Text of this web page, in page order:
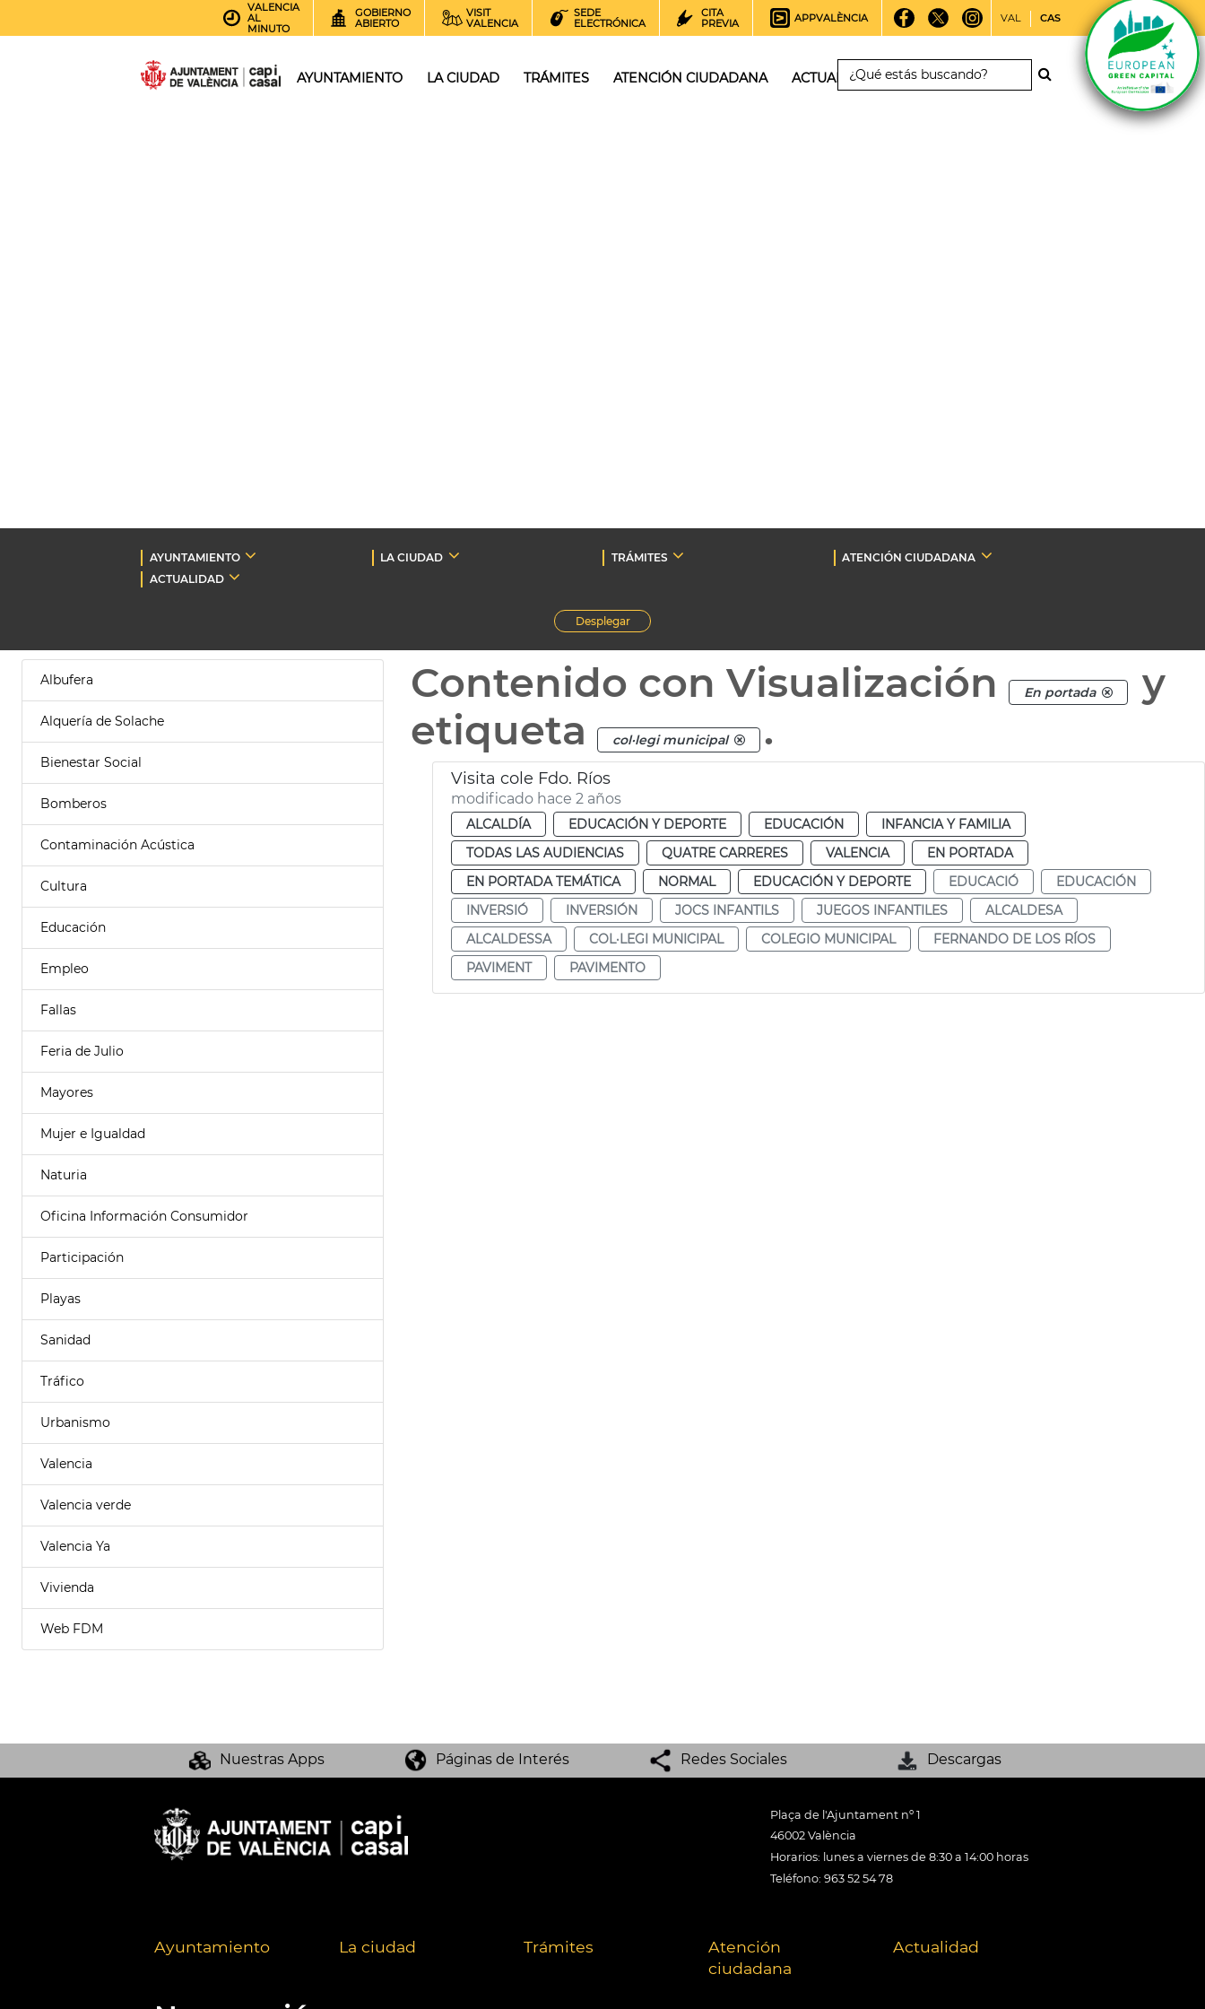
VALENCIA
AL
MINUTO
GOBIERNO
ABIERTO
VISIT
VALENCIA
SEDE
ELECTRÓNICA
CITA
PREVIA
APPVALÈNCIA VAL CAS
AYUNTAMIENTO LA CIUDAD TRÁMITES ATENCIÓN CIUDADANA ACTUALIDAD
AYUNTAMIENTO LA CIUDAD TRÁMITES
ATENCIÓN CIUDADANA
ACTUALIDAD
Desplegar
Albufera
Alquería de Solache
Bienestar Social
Bomberos
Contaminación Acústica
Cultura
Educación
Empleo
Fallas
Feria de Julio
Mayores
Mujer e Igualdad
Naturia
Oficina Información Consumidor
Participación
Playas
Sanidad
Tráfico
Urbanismo
Valencia
Valencia verde
Valencia Ya
Vivienda
Web FDM
Contenido con Visualización En portada
y
etiqueta
col·legi municipal .
Visita cole Fdo. Ríos
modificado hace 2 años
ALCALDÍA EDUCACIÓN Y DEPORTE EDUCACIÓN
INFANCIA Y FAMILIA
TODAS LAS AUDIENCIAS
QUATRE CARRERES VALENCIA
EN PORTADA
EN PORTADA TEMÁTICA
NORMAL EDUCACIÓN Y DEPORTE EDUCACIÓ
EDUCACIÓN
INVERSIÓ
INVERSIÓN JOCS INFANTILS JUEGOS INFANTILES
ALCALDESA
ALCALDESSA
COL·LEGI MUNICIPAL COLEGIO MUNICIPAL
FERNANDO DE LOS RÍOS
PAVIMENT
PAVIMENTO
Nuestras Apps Páginas de Interés Redes Sociales Descargas
Plaça de l'Ajuntament nº 1
46002 València
Horarios: lunes a viernes de 8:30 a 14:00 horas
Teléfono: 963 52 54 78
Ayuntamiento La ciudad Trámites
Atención
ciudadana
Actualidad